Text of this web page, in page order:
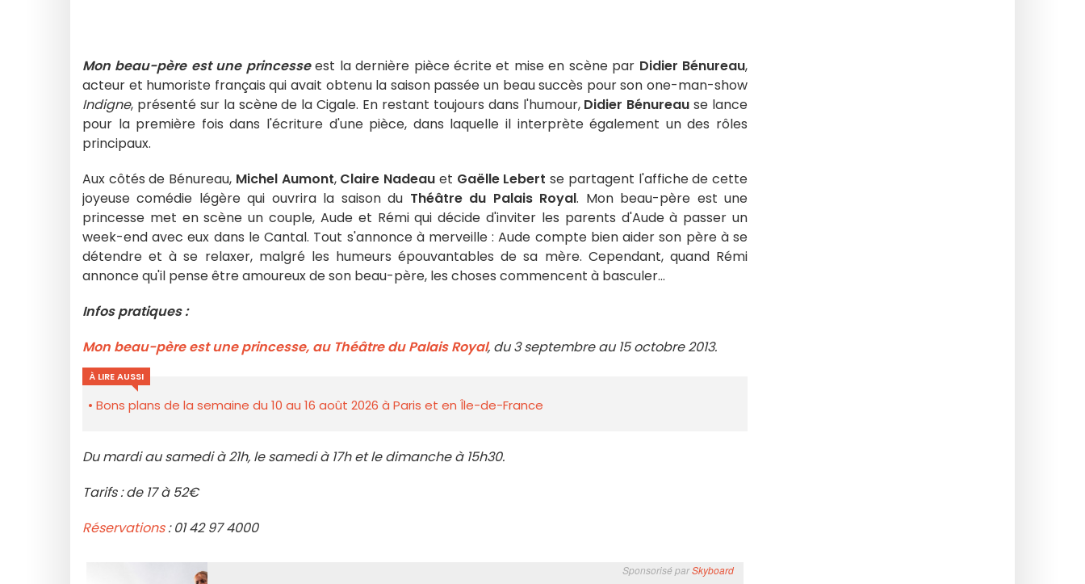
Mon beau-père est une princesseest la dernière pièce écrite et mise en scène par Didier Bénureau,
acteur et humoriste français qui avait obtenu la saison passée un beau succès pour son one-man-show
Indigne, présenté sur la scène de la Cigale. En restant toujours dans l'humour, Didier Bénureau se lance
pour la première fois dans l'écriture d'une pièce, dans laquelle il interprète également un des rôles
principaux.
Aux côtés de Bénureau, Michel Aumont,Claire Nadeau et Gaëlle Lebert se partagent l'affiche de cette
joyeuse comédie légère qui ouvrira la saison du Théâtre du Palais Royal. Mon beau-père est une
princesse met en scène un couple, Aude et Rémi qui décide d'inviter les parents d'Aude à passer un
week-end avec eux dans le Cantal. Tout s'annonce à merveille : Aude compte bien aider son père à se
détendre et à se relaxer, malgré les humeurs épouvantables de sa mère. Cependant, quand Rémi
annonce qu'il pense être amoureux de son beau-père, les choses commencent à basculer...
Infos pratiques :
Mon beau-père est une princesse, au Théâtre du Palais Royal, du 3 septembre au 15 octobre 2013.
À LIRE AUSSI
Bons plans de la semaine du 10 au 16 août 2026 à Paris et en Île-de-France
Du mardi au samedi à 21h, le samedi à 17h et le dimanche à 15h30.
Tarifs : de 17 à 52€
Réservations: 01 42 97 4000